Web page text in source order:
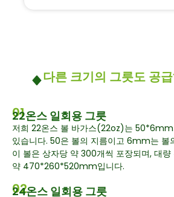
다른 크기의 그릇도 공
01
22온스 일회용 그릇
저희 22온스 볼 바가스(22oz)는 50*6mm
있습니다. 50은 볼의 지름이고 6mm는 볼
이 볼은 상자당 약 300개씩 포장되며, 대
약 470*260*520mm입니다.
02
24온스 일회용 그릇